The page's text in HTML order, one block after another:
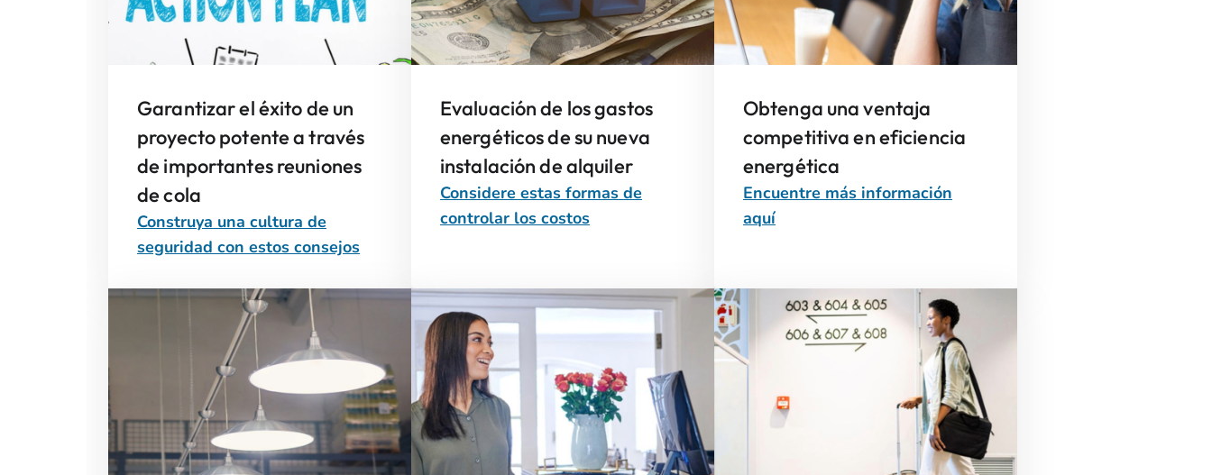
Garantizar el éxito de un
proyecto potente a través
de importantes reuniones
de cola
Construya una cultura de
seguridad con estos consejos
Evaluación de los gastos
energéticos de su nueva
instalación de alquiler
Considere estas formas de
controlar los costos
Obtenga una ventaja
competitiva en eficiencia
energética
Encuentre más información
aquí